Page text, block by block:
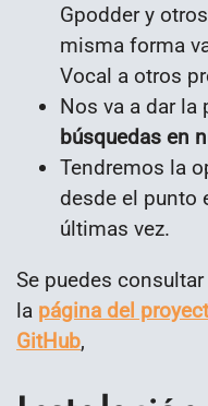
Gpodder y
misma forma
Vocal a otros
Nos va a dar
búsquedas en
Tendremos la
desde el punto
últimas vez.
Se puedes
la página del
GitHub,